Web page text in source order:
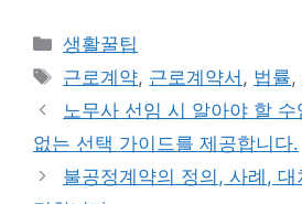
카
테
리
생활꿀팁
태
그
근로계약, 근로계약서 , 법률,
노무사 선임 시 알아야 할 수
없는 선택 가이드를 제공합니다.
불공정계약의 정의, 사례,